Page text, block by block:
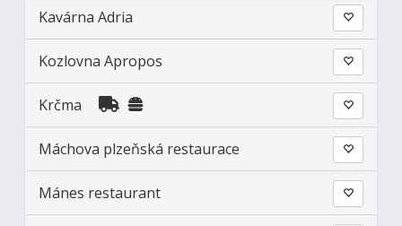
Kavárna Adria
Kozlovna Apropos
Krčma
Máchova plzeňská restaurace
Mánes restaurant